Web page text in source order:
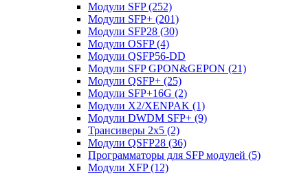
Модули SFP(252)
Модули SFP+ (201)
Модули SFP28 (30)
Модули OSFP(4)
Модули QSFP56-DD
Модули SFP GPON&GEPON (21)
Модули QSFP+ (25)
Модули SFP+16G (2)
Модули X2/XENPAK (1)
Модули DWDM SFP+ (9)
Трансиверы 2x5 (2)
Модули QSFP28 (36)
Программаторы для SFP модулей (5)
Модули XFP(12)